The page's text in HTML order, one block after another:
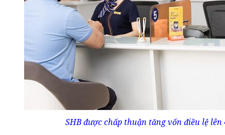
SHB được chấp thuận tăng vốn điều lệ